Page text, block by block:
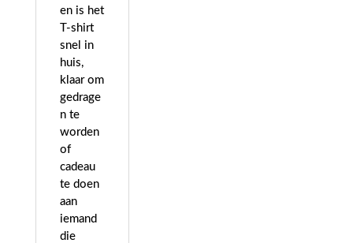
en is het
T-shirt
snel in
huis,
klaar om
gedrage
n te
worden
of
cadeau
te doen
aan
iemand
die